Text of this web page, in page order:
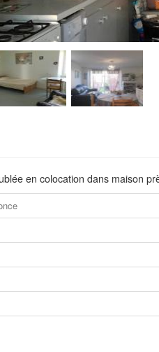
en colocation dans maison